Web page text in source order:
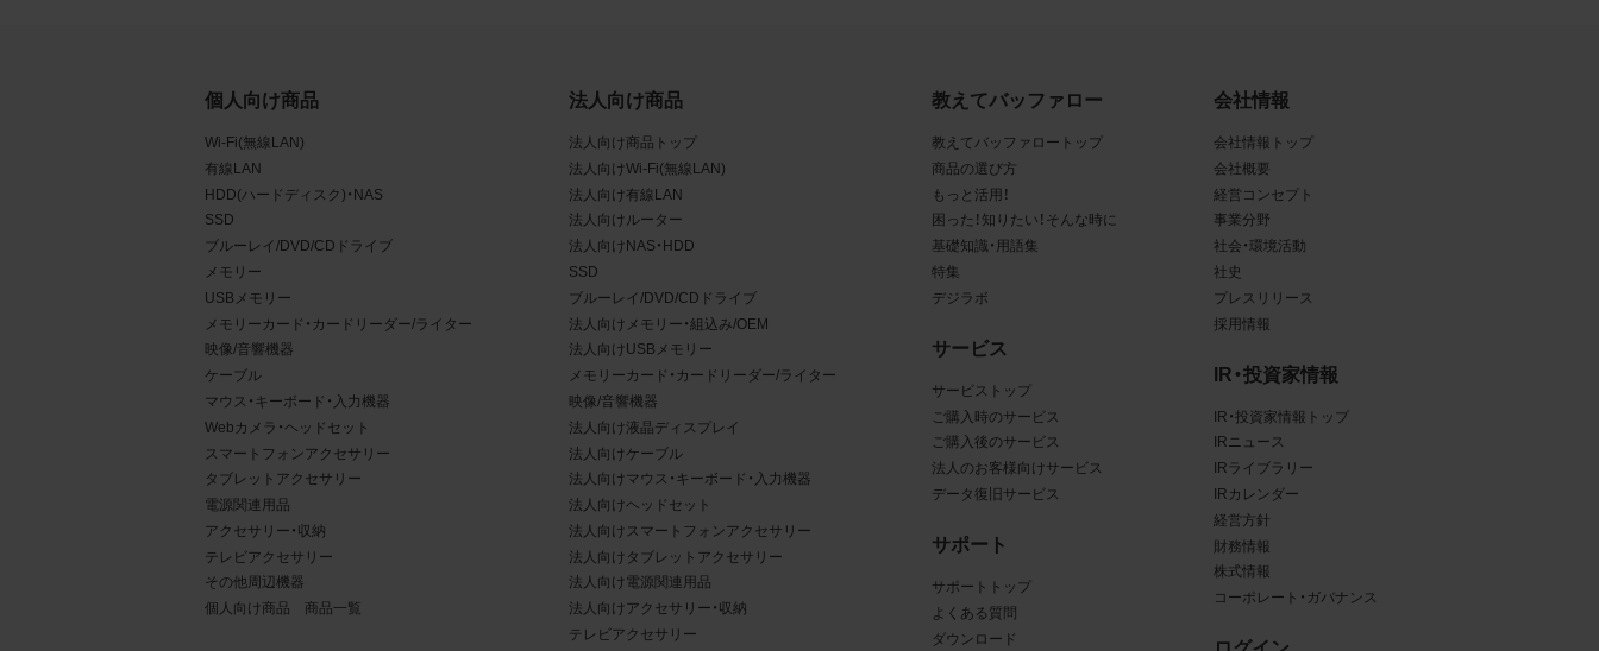
品名等）を併記する等の方法により、商品写真データに表示されてい
商品写真データに著作権表示、ラベル、商標その他のマークがある場
合、それらを除去しないこと
商品写真データを当社HPのトップページ以外のサイトとのリンクと
して利用しないこと
商品写真データを他社のロゴ又は他社商品等に近づけて掲記するな
どして、当社と提携、協力関係等にあるとの示唆や誤解を生じさせう
る態様の利用を行わないこと
その他、当社の運営するサイトではないと看者が判断することを困難
とするような態様で、商品写真データを利用しないこと
4.免責事項
当社は、商品写真データの正確性、完全性、適合性、有用性、最新性、第三者
権利の非侵害等について保証するものではありません。また、商品写真
データの利用に起因して発生した一切の損害について、当社はその賠償の
責任を負いません。また、商品写真データの内容は予告なしに変更又は掲
載を中止することがありますのでご了承ください。
個人向け商品
Wi-Fi(無線LAN)
有線LAN
HDD(ハードディスク)・NAS
SSD
ブルーレイ/DVD/CDドライブ
メモリー
USBメモリー
メモリーカード・カードリーダー/ライター
映像/音響機器
ケーブル
マウス・キーボード・入力機器
Webカメラ・ヘッドセット
スマートフォンアクセサリー
タブレットアクセサリー
電源関連用品
アクセサリー・収納
テレビアクセサリー
その他周辺機器
個人向け商品 商品一覧
法人向け商品
法人向け商品トップ
法人向けWi-Fi(無線LAN)
法人向け有線LAN
法人向けルーター
法人向けNAS・HDD
SSD
ブルーレイ/DVD/CDドライブ
法人向けメモリー・組込み/OEM
法人向けUSBメモリー
メモリーカード・カードリーダー/ライター
映像/音響機器
法人向け液晶ディスプレイ
法人向けケーブル
法人向けマウス・キーボード・入力機器
法人向けヘッドセット
法人向けスマートフォンアクセサリー
法人向けタブレットアクセサリー
法人向け電源関連用品
法人向けアクセサリー・収納
テレビアクセサリー
教えてバッファロー
教えてバッファロートップ
商品の選び方
もっと活用！
困った！知りたい！そんな時に
基礎知識・用語集
特集
デジラボ
サービス
サービストップ
ご購入時のサービス
ご購入後のサービス
法人のお客様向けサービス
データ復旧サービス
サポート
サポートトップ
よくある質問
ダウンロード
会社情報
会社情報トップ
会社概要
経営コンセプト
事業分野
社会・環境活動
社史
プレスリリース
採用情報
IR・投資家情報
IR・投資家情報トップ
IRニュース
IRライブラリー
IRカレンダー
経営方針
財務情報
株式情報
コーポレート・ガバナンス